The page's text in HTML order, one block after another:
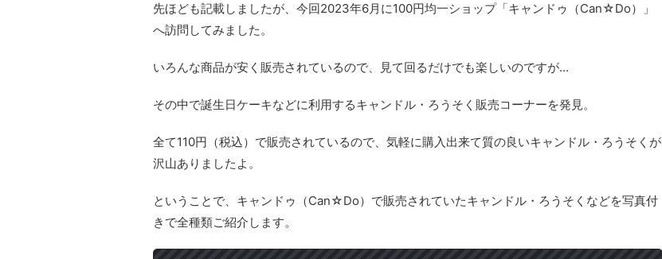
先ほども記載しましたが、今回2023年6月に100円均一ショップ「キャンドゥ（Can☆Do）」
へ訪問してみました。
いろんな商品が安く販売されているので、見て回るだけでも楽しいのですが...
その中で誕生日ケーキなどに利用するキャンドル・ろうそく販売コーナーを発見。
全て110円（税込）で販売されているので、気軽に購入出来て質の良いキャンドル・ろうそくが
沢山ありましたよ。
ということで、キャンドゥ（Can☆Do）で販売されていたキャンドル・ろうそくなどを写真付
きで全種類ご紹介します。